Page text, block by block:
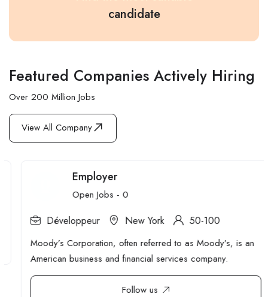
candidate
Featured Companies Actively Hiring
Over 200 Million Jobs
View All Company
Employer
Open Jobs -0
Développeur New York 50-100
Moody’s Corporation, often referred to as Moody’s, is an
American business and financial services company.
Follow us